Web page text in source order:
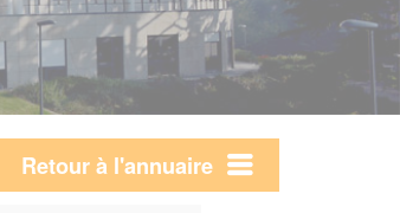
Retour à l'annuaire